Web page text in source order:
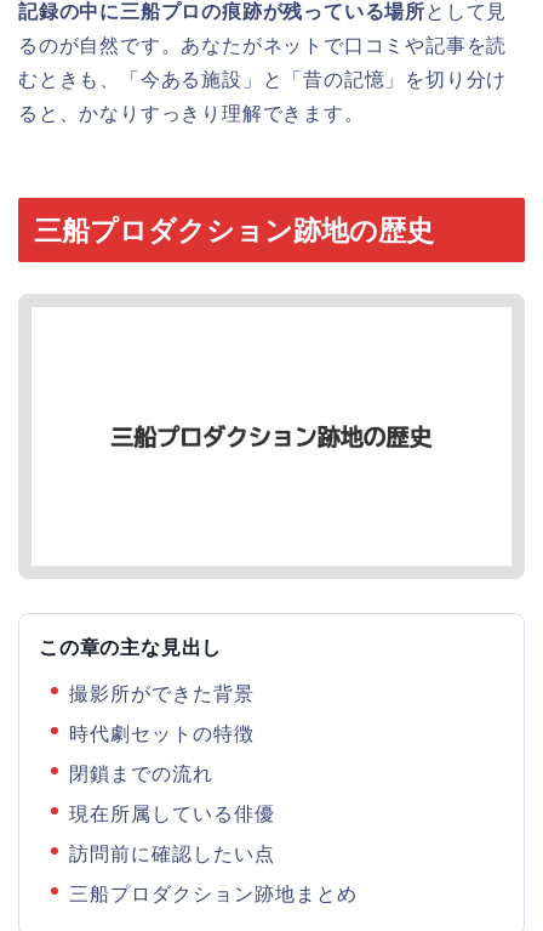
記録の中に三船プロの痕跡が残っている場所として見
るのが自然です。あなたがネットで口コミや記事を読
むときも、「今ある施設」と「昔の記憶」を切り分け
ると、かなりすっきり理解できます。
三船プロダクション跡地の歴史
この章の主な見出し
撮影所ができた背景
時代劇セットの特徴
閉鎖までの流れ
現在所属している俳優
訪問前に確認したい点
三船プロダクション跡地まとめ